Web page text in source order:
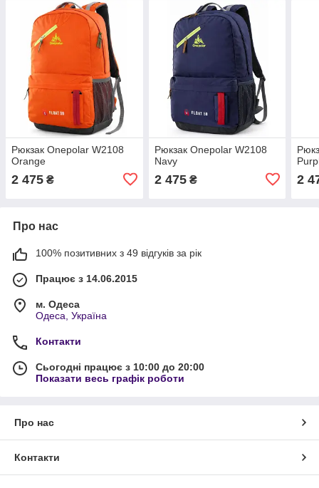
Рюкзак Onepolar W2108
Orange
2 475 ₴
Рюкзак Onepolar W2108
Navy
2 475₴ 2
Про нас
100% позитивних з 49 відгуків за рік
Працює з 14.06.2015
м. Одеса
Одеса, Україна
Контакти
Сьогодні працює з 10:00 до 20:00
Показати весь графік роботи
Про нас
Контакти